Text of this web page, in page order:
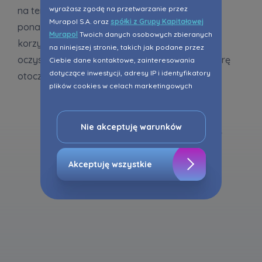
wyrażasz zgodę na przetwarzanie przez
Murapol S.A. oraz spółki z Grupy Kapitałowej
Murapol Twoich danych osobowych zbieranych
na niniejszej stronie, takich jak podane przez
Ciebie dane kontaktowe, zainteresowania
dotyczące inwestycji, adresy IP i identyfikatory
plików cookies w celach marketingowych
do Twoich potrzeb, w tym w oparciu o
profilowanie. Oczywiście, możesz nie wyrazić
przedmiotowej zgody klikając ”Nie akceptuję
warunków”.
Zaznaczamy, iż zgoda jest dobrowolna i
ustawieniach zaawansowanych Twojej
Nie akceptuję warunków
Akceptuję wszystkie
na terenach naszych inwestycji. Projektujemy
ponadto dachy zielone, które przynoszą wiele
korzyści – m.in. gromadzą wody deszczowe,
oczyszczają powietrze czy obniżają temperaturę
otoczenia.
Wybrane inwestycje